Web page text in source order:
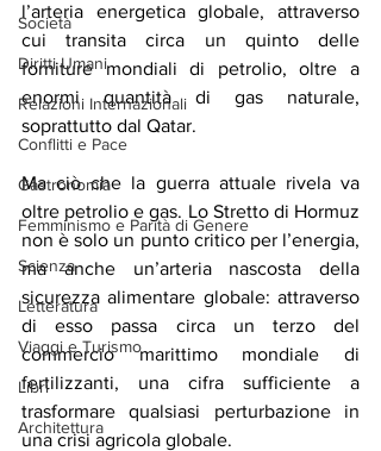
Società
Diritti Umani
Relazioni Internazionali
Conflitti e Pace
Gastronomia
Femminismo e Parità di Genere
Scienza
Letteratura
Viaggi e Turismo
Libri
Architettura
l’arteria energetica globale, attraverso
cui transita circa un quinto delle
forniture mondiali di petrolio, oltre a
enormi quantità di gas naturale,
soprattutto dal Qatar.
Ma ciò che la guerra attuale rivela va
oltre petrolio e gas. Lo Stretto di Hormuz
non è solo un punto critico per l’energia,
ma anche un’arteria nascosta della
sicurezza alimentare globale: attraverso
di esso passa circa un terzo del
commercio marittimo mondiale di
fertilizzanti, una cifra sufficiente a
trasformare qualsiasi perturbazione in
una crisi agricola globale.